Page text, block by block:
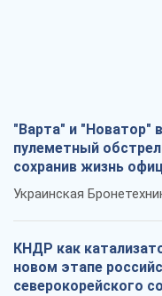
"Варта" и "Новатор"
пулеметный
сохранив жизнь
Украинская
КНДР как
новом этапе
северокорейского